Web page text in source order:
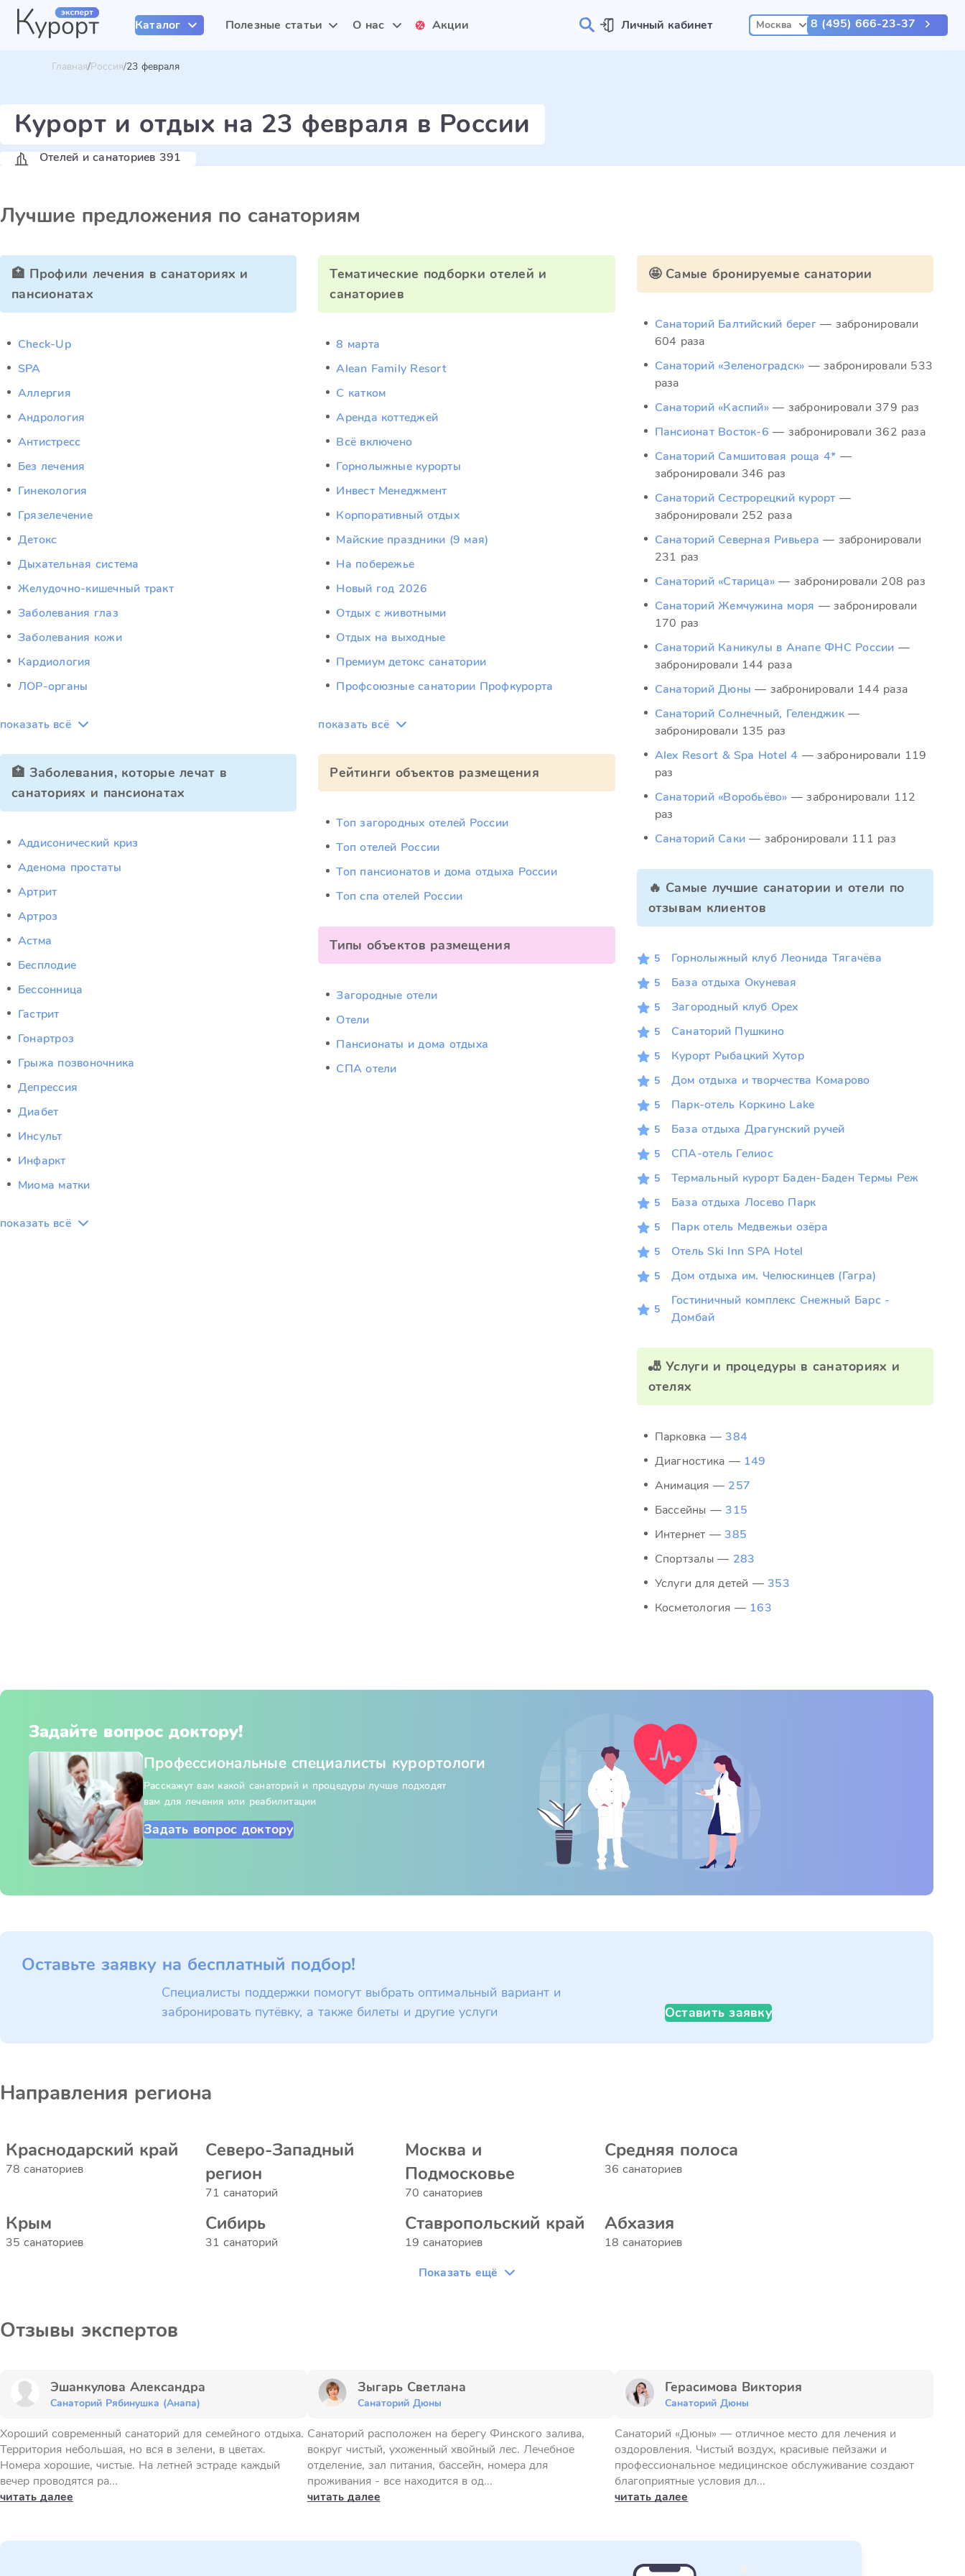
Каталог Полезные статьи О нас Акции Личный кабинет Москва 8 (495) 666-23-37
Главная Россия 23 февраля
Курорт и отдых на 23 февраля в России
Отелей и санаториев 391
Лучшие предложения по санаториям
🏥 Профили лечения в санаториях и
пансионатах
Check-Up
SPA
Аллергия
Андрология
Антистресс
Без лечения
Гинекология
Грязелечение
Детокс
Дыхательная система
Желудочно-кишечный тракт
Заболевания глаз
Заболевания кожи
Кардиология
ЛОР-органы
показать всё
🏥 Заболевания, которые лечат в
санаториях и пансионатах
Аддисонический криз
Аденома простаты
Артрит
Артроз
Астма
Бесплодие
Бессонница
Гастрит
Гонартроз
Грыжа позвоночника
Депрессия
Диабет
Инсульт
Инфаркт
Миома матки
показать всё
Тематические подборки отелей и
санаториев
8 марта
Alean Family Resort
C катком
Аренда коттеджей
Всё включено
Горнолыжные курорты
Инвест Менеджмент
Корпоративный отдых
Майские праздники (9 мая)
На побережье
Новый год 2026
Отдых c животными
Отдых на выходные
Премиум детокс санатории
Профсоюзные санатории Профкурорта
показать всё
Рейтинги объектов размещения
Топ загородных отелей России
Топ отелей России
Топ пансионатов и дома отдыха России
Топ спа отелей России
Типы объектов размещения
Загородные отели
Отели
Пансионаты и дома отдыха
СПА отели
🤩 Самые бронируемые санатории
Санаторий Балтийский берег — забронировали
604 раза
Санаторий «Зеленоградск» — забронировали 533
раза
Санаторий «Каспий» — забронировали 379 раз
Пансионат Восток-6 — забронировали 362 раза
Санаторий Самшитовая роща 4* —
забронировали 346 раз
Санаторий Сестрорецкий курорт —
забронировали 252 раза
Санаторий Северная Ривьера — забронировали
231 раз
Санаторий «Старица» — забронировали 208 раз
Санаторий Жемчужина моря — забронировали
170 раз
Санаторий Каникулы в Анапе ФНС России —
забронировали 144 раза
Санаторий Дюны — забронировали 144 раза
Санаторий Солнечный, Геленджик —
забронировали 135 раз
Alex Resort & Spa Hotel 4 — забронировали 119
раз
Санаторий «Воробьёво» — забронировали 112
раз
Санаторий Саки — забронировали 111 раз
🔥 Самые лучшие санатории и отели по
отзывам клиентов
5 Горнолыжный клуб Леонида Тягачёва
5 База отдыха Окуневая
5 Загородный клуб Орех
5 Санаторий Пушкино
5 Курорт Рыбацкий Хутор
5 Дом отдыха и творчества Комарово
5 Парк-отель Коркино Lake
5 База отдыха Драгунский ручей
5 СПА-отель Гелиос
5 Термальный курорт Баден-Баден Термы Реж
5 База отдыха Лосево Парк
5 Парк отель Медвежьи озёра
5 Отель Ski Inn SPA Hotel
5 Дом отдыха им. Челюскинцев (Гагра)
5
Гостиничный комплекс Снежный Барс -
Домбай
🎳 Услуги и процедуры в санаториях и
отелях
Парковка — 384
Диагностика — 149
Анимация — 257
Бассейны — 315
Интернет — 385
Спортзалы — 283
Услуги для детей — 353
Косметология — 163
Задайте вопрос доктору!
Профессиональные специалисты курортологи
Расскажут вам какой санаторий и процедуры лучше подходят
вам для лечения или реабилитации
Задать вопрос доктору
Оставьте заявку на бесплатный подбор!
Специалисты поддержки помогут выбрать оптимальный вариант и
забронировать путёвку, а также билеты и другие услуги
Оставить заявку
Направления региона
Краснодарский край
78 санаториев
Северо-Западный
регион
71 санаторий
Москва и
Подмосковье
70 санаториев
Средняя полоса
36 санаториев
Крым
35 санаториев
Сибирь
31 санаторий
Ставропольский край
19 санаториев
Абхазия
18 санаториев
Показать ещё
Отзывы экспертов
Эшанкулова Александра
Санаторий Рябинушка (Анапа)
Хороший современный санаторий для семейного отдыха.
Территория небольшая, но вся в зелени, в цветах.
Номера хорошие, чистые. На летней эстраде каждый
вечер проводятся ра...
читать далее
Зыгарь Светлана
Санаторий Дюны
Санаторий расположен на берегу Финского залива,
вокруг чистый, ухоженный хвойный лес. Лечебное
отделение, зал питания, бассейн, номера для
проживания - все находится в од...
читать далее
Герасимова Виктория
Санаторий Дюны
Санаторий «Дюны» — отличное место для лечения и
оздоровления. Чистый воздух, красивые пейзажи и
профессиональное медицинское обслуживание создают
благоприятные условия дл...
читать далее